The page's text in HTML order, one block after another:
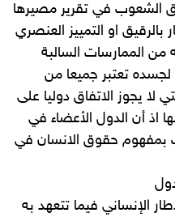
الشعوب في تقرير مصيرها
بالرقيق او التمييز العنصري
من الممارسات السالبة
لجسده تعتبر جميعا من
لا يجوز الاتفاق دوليا على
اذ أن الدول الأعضاء في
بمفهوم حقوق الانسان في
الإنساني فيما تتعهد به